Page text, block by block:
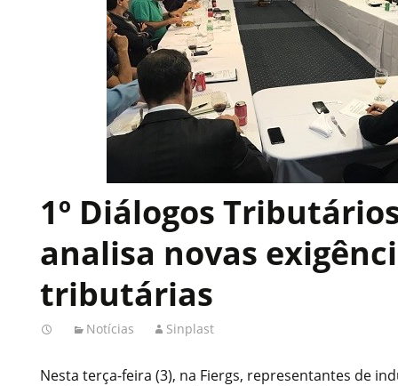
1º Diálogos
analisa novas
tributárias
Notícias Sinplast
Nesta terça-feira (3), na Fiergs, representantes de